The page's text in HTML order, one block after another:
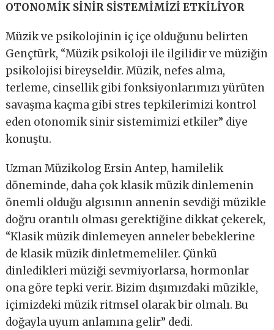
OTONOMİK SİNİR SİSTEMİMİZİ ETKİLİYOR
Müzik ve psikolojinin iç içe olduğunu belirten
Gençtürk, “Müzik psikoloji ile ilgilidir ve müziğin
psikolojisi bireyseldir. Müzik, nefes alma,
terleme, cinsellik gibi fonksiyonlarımızı yürüten
savaşma kaçma gibi stres tepkilerimizi kontrol
eden otonomik sinir sistemimizi etkiler” diye
konuştu.
Uzman Müzikolog Ersin Antep, hamilelik
döneminde, daha çok klasik müzik dinlemenin
önemli olduğu algısının annenin sevdiği müzikle
doğru orantılı olması gerektiğine dikkat çekerek,
“Klasik müzik dinlemeyen anneler bebeklerine
de klasik müzik dinletmemeliler. Çünkü
dinledikleri müziği sevmiyorlarsa, hormonlar
ona göre tepki verir. Bizim dışımızdaki müzikle,
içimizdeki müzik ritmsel olarak bir olmalı. Bu
doğayla uyum anlamına gelir” dedi.